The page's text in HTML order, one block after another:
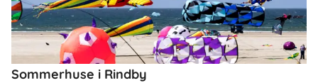
Sommerhuse i Rindby